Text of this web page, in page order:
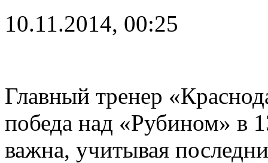
10.11.2014, 00:25
Главный тренер
победа над «Рубином» в
важна, учитывая